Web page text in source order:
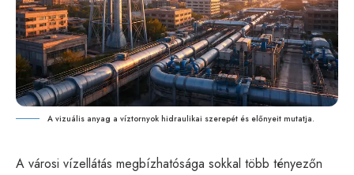
A vizuális anyag a víztornyok hidraulikai szerepét és előnyeit mutatja.
A városi vízellátás megbízhatósága sokkal több tényezőn